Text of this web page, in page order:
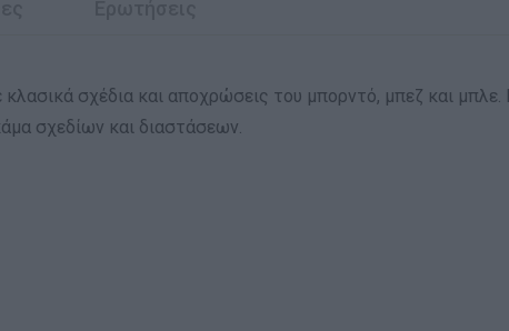
κλασικά σχέδια και αποχρώσεις του μπορντό, μπεζ και
σχεδίων και διαστάσεων.